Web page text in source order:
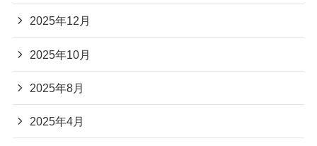
2025年12月
2025年10月
2025年8月
2025年4月